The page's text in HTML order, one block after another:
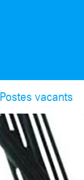
Postes vacants